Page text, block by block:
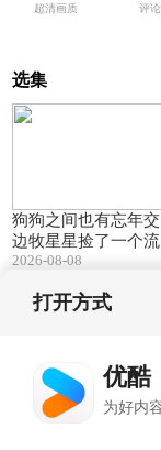
超清画质 评论
选集
狗狗之间也有忘年交
边牧星星捡了一个
小伙伴~ 感谢四川何
2026-08-08
打开方式
优酷
为好内